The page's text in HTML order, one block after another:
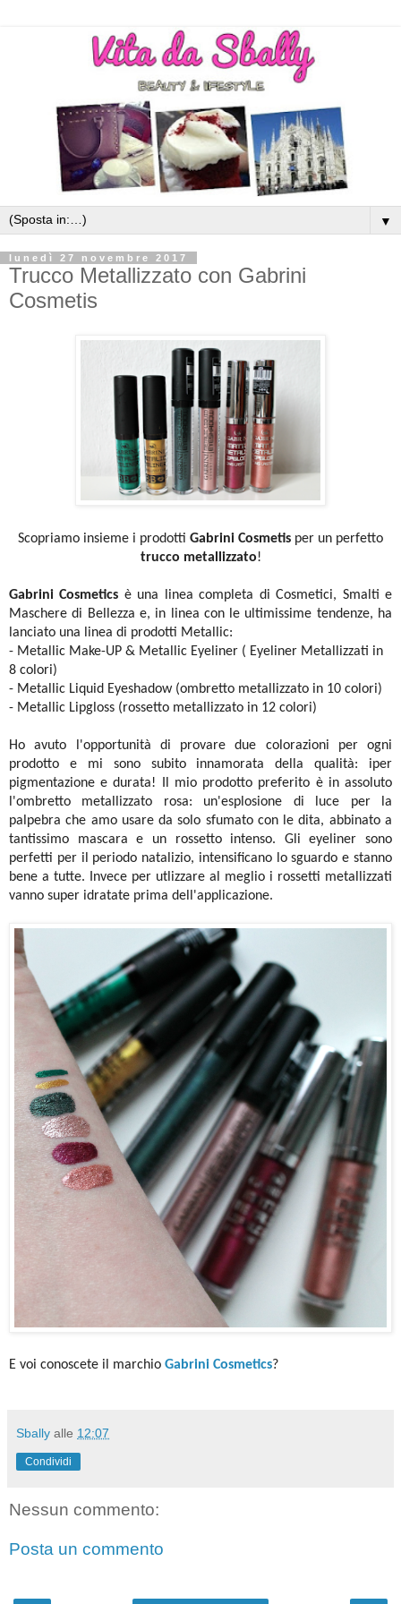
▼
lunedì 27 novembre 2017
Trucco Metallizzato con Gabrini
Cosmetis
Scopriamo insieme i prodotti Gabrini Cosmetis per un perfetto
trucco metallizzato!
Gabrini Cosmetics è una linea completa di Cosmetici, Smalti e
Maschere di Bellezza e, in linea con le ultimissime tendenze, ha
lanciato una linea di prodotti Metallic:
- Metallic Make-UP & Metallic Eyeliner ( Eyeliner Metallizzati in
8 colori)
- Metallic Liquid Eyeshadow (ombretto metallizzato in 10 colori)
- Metallic Lipgloss (rossetto metallizzato in 12 colori)
Ho avuto l'opportunità di provare due colorazioni per ogni
prodotto e mi sono subito innamorata della qualità: iper
pigmentazione e durata! Il mio prodotto preferito è in assoluto
l'ombretto metallizzato rosa: un'esplosione di luce per la
palpebra che amo usare da solo sfumato con le dita, abbinato a
tantissimo mascara e un rossetto intenso. Gli eyeliner sono
perfetti per il periodo natalizio, intensificano lo sguardo e stanno
bene a tutte. Invece per utlizzare al meglio i rossetti metallizzati
vanno super idratate prima dell'applicazione.
E voi conoscete il marchio Gabrini Cosmetics?
Sbally alle 12:07
Condividi
Nessun commento:
Posta un commento